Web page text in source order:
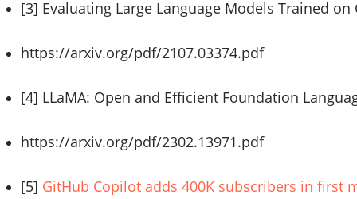
[3] Evaluating Large Language Models Trained on
https://arxiv.org/pdf/2107.03374.pdf
[4] LLaMA: Open and Efficient Foundation
https://arxiv.org/pdf/2302.13971.pdf
[5] GitHub Copilot adds 400K subscribers in first